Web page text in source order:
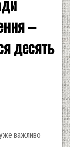
–
десять
важливо